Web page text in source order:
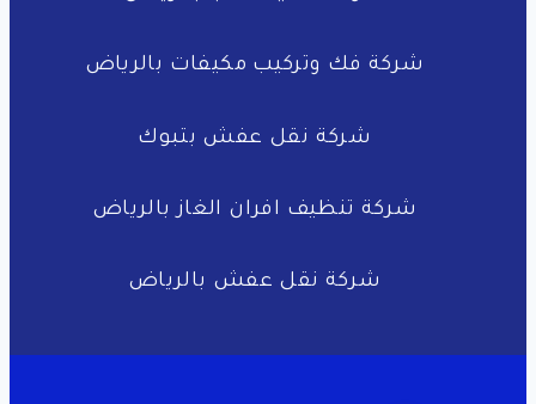
شركة فك وتركيب مكيفات بالرياض
شركة نقل عفش بتبوك
شركة تنظيف افران الغاز بالرياض
شركة نقل عفش بالرياض